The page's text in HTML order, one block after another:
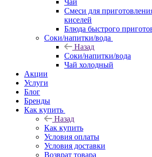
Чай
Смеси для
киселей
Блюда быстрого
Соки/напитки/вода
Назад
Соки/напитки/вода
Чай холодный
Акции
Услуги
Блог
Бренды
Как купить
Назад
Как купить
Условия оплаты
Условия доставки
Возврат товара